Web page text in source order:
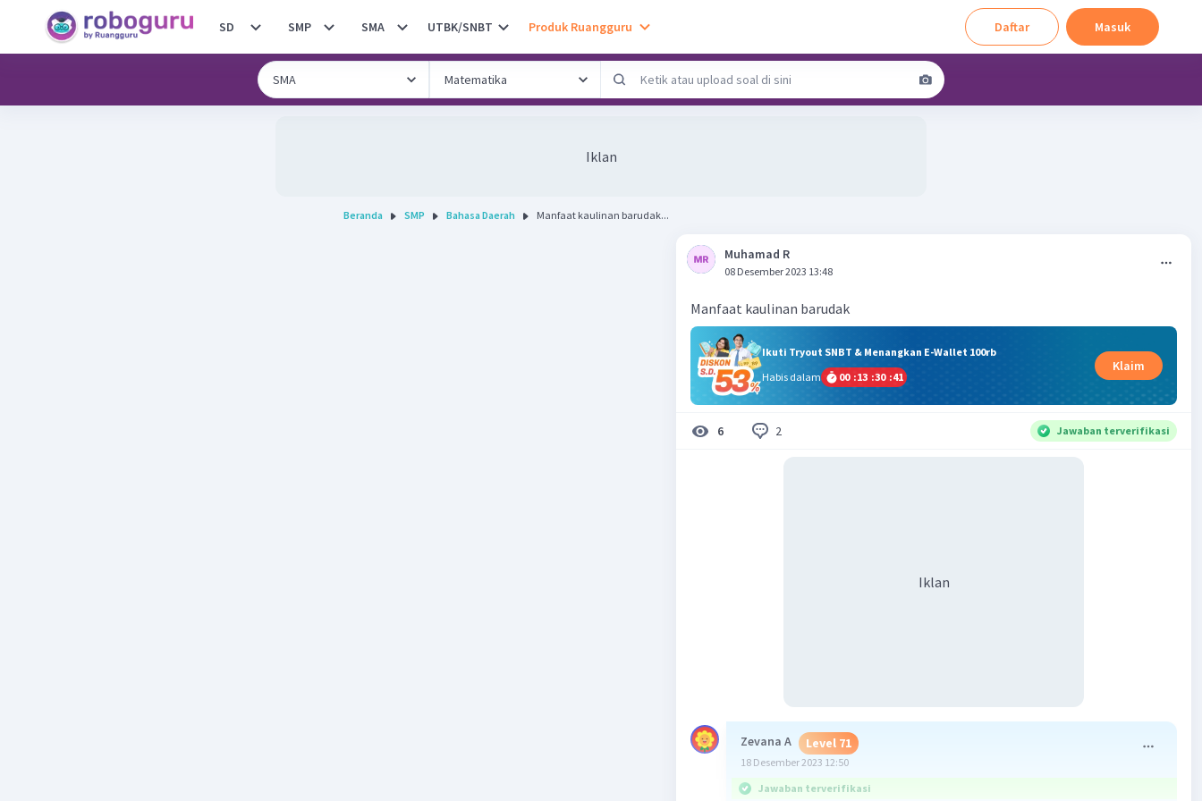
SD SMP SMA UTBK/SNBT Produk Ruangguru Daftar Masuk
Iklan
Beranda SMP Bahasa Daerah Manfaat kaulinan barudak...
Muhamad R
08 Desember 2023 13:48
Manfaat kaulinan barudak
Ikuti Tryout SNBT & Menangkan E-Wallet 100rb
Habis dalam
00 :13 :30 :41
Klaim
6 2 Jawaban terverifikasi
Iklan
Zevana A Level 71
18 Desember 2023 12:50
Jawaban terverifikasi